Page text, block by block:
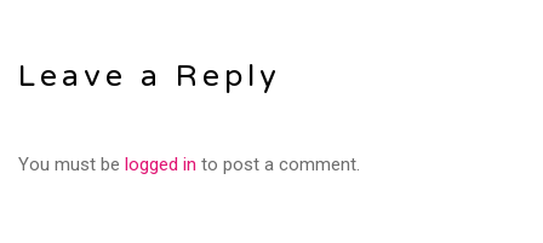
Leave a Reply
You must be logged in to post a comment.